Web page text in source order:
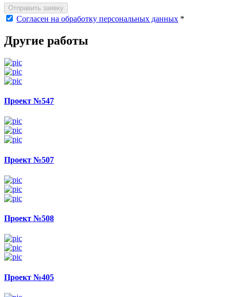
Отправить заявку
Согласен на обработку персональных данных *
Другие работы
Проект №547
Проект №507
Проект №508
Проект №405